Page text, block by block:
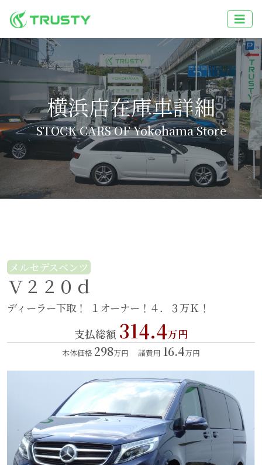
横浜店在庫車詳細
STOCK CARS OF Yokohama Store
メルセデスベンツ
Ｖ２２０ｄ
ディーラー下取！
１オーナー！４．３万Ｋ！
支払総額 314.4万円
本体価格 298万円 諸費用 16.4万円